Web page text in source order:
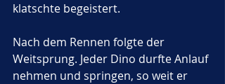
klatschte begeistert.
Nach dem Rennen folgte der
Weitsprung. Jeder Dino durfte Anlauf
nehmen und springen, so weit er